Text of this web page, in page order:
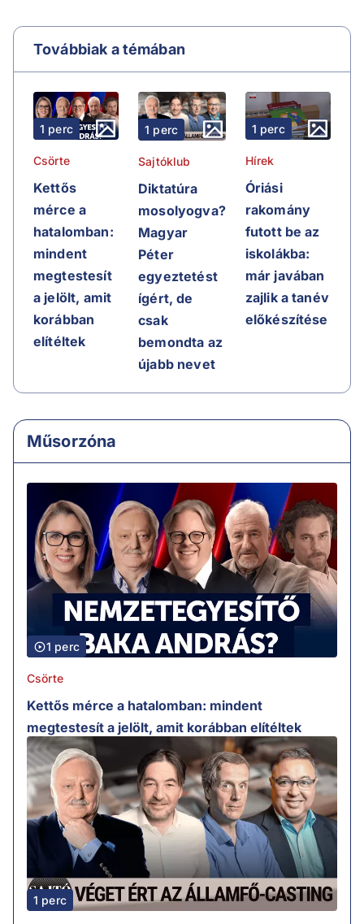
Továbbiak a témában
1 perc
Csörte
Kettős
mérce a
hatalomban:
mindent
megtestesít
a jelölt, amit
korábban
elítéltek
1 perc
Sajtóklub
Diktatúra
mosolyogva?
Magyar
Péter
egyeztetést
ígért, de
csak
bemondta az
újabb nevet
1 perc
Hírek
Óriási
rakomány
futott be az
iskolákba:
már javában
zajlik a tanév
előkészítése
Műsorzóna
1 perc
Csörte
Kettős mérce a hatalomban: mindent
megtestesít a jelölt, amit korábban elítéltek
1 perc